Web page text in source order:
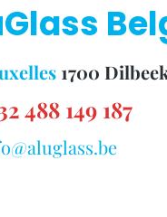
1700
488 149 187